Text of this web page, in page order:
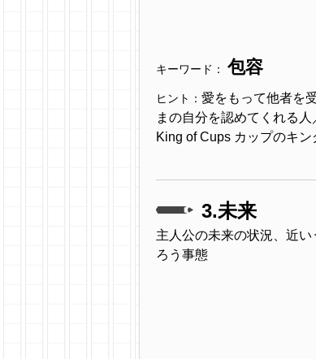
キーワード： 包容
ヒント： 愛をもって他者を
まの自分を認めてくれる
King of Cups カップのキン
3.未来
主人公の未来の状況、近
ろう事態